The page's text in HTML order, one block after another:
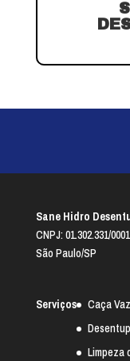
Sane Hidro
CNPJ: 01.302.331/
São Paulo/SP
Serviços
Caça
Limpeza